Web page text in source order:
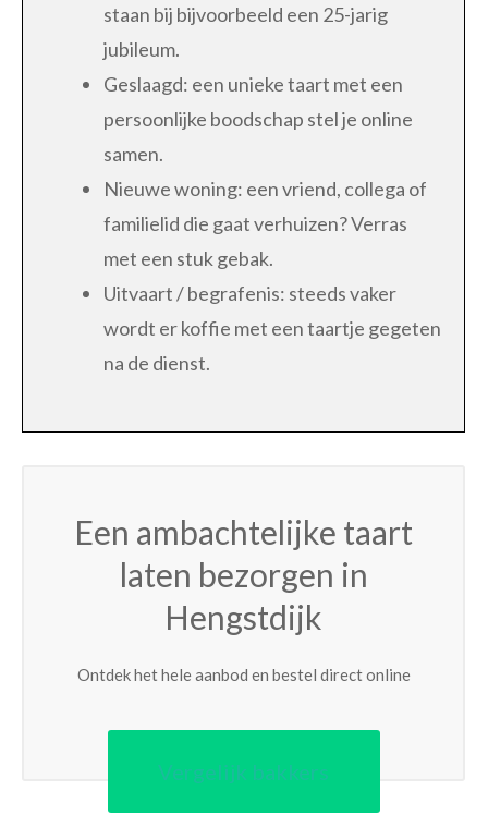
staan bij bijvoorbeeld een 25-jarig
jubileum.
Geslaagd: een unieke taart met een
persoonlijke boodschap stel je online
samen.
Nieuwe woning: een vriend, collega of
familielid die gaat verhuizen? Verras
met een stuk gebak.
Uitvaart / begrafenis: steeds vaker
wordt er koffie met een taartje gegeten
na de dienst.
Een ambachtelijke taart
laten bezorgen in
Hengstdijk
Ontdek het hele aanbod en bestel direct online
Vergelijk bakkers